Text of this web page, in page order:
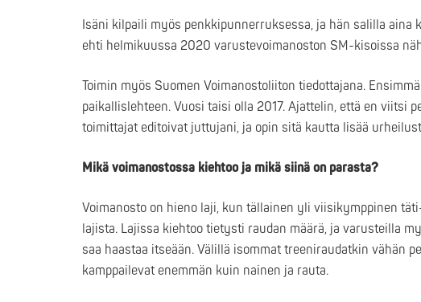
Isäni kilpaili myös penkkipunnerruksessa, ja hän salilla
ehti helmikuussa 2020 varustevoimanoston SM-kisoissa
Toimin myös Suomen Voimanostoliiton tiedottajana.
paikallislehteen. Vuosi taisi olla 2017. Ajattelin, että en
toimittajat editoivat juttujani, ja opin sitä kautta lisää
Mikä voimanostossa kiehtoo ja mikä siinä on parasta?
Voimanosto on hieno laji, kun tällainen yli viisikymppinen
lajista. Lajissa kiehtoo tietysti raudan määrä, ja varusteilla
saa haastaa itseään. Välillä isommat treeniraudatkin vähän
kamppailevat enemmän kuin nainen ja rauta.